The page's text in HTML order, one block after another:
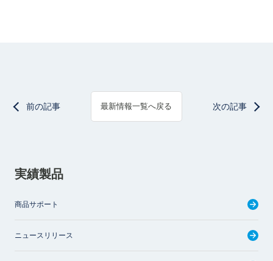
前の記事 最新情報一覧へ戻る 次の記事
実績製品
商品サポート
ニュースリリース